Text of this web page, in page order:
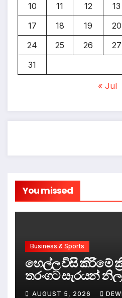
10
11 12 13
17
18 19 20
24
25 26 27
31
« Jul
You missed
Business & Sports
හෙල්ල විසි කිරීමේ
තරංගට සැරයන්
AUGUST 5, 2026